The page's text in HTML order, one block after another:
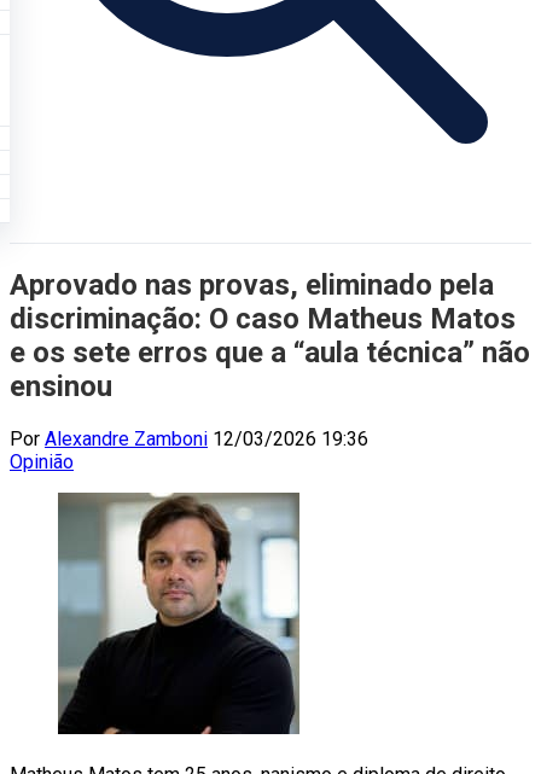
Aprovado nas provas, eliminado pela
discriminação: O caso Matheus Matos
e os sete erros que a “aula técnica” não
ensinou
Por Alexandre Zamboni 12/03/2026 19:36
Opinião